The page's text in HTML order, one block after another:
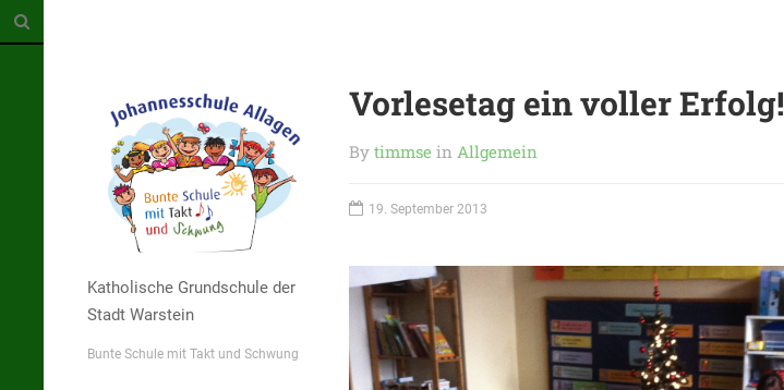
Katholische Grundschule der
Stadt Warstein
Bunte Schule mit Takt und Schwung
Vorlesetag ein voller Erfolg!
By timmse in Allgemein
19. September 2013